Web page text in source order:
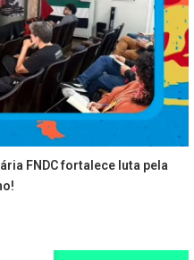
FNDC fortalece luta pela